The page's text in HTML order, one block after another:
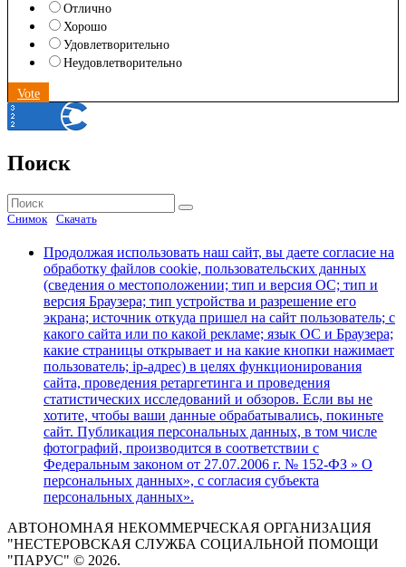
Отлично
Хорошо
Удовлетворительно
Неудовлетворительно
Vote
Поиск
Найти:
Поиск
Снимок Скачать
Продолжая использовать наш сайт, вы даете согласие на
обработку файлов cookie, пользовательских данных
(сведения о местоположении; тип и версия ОС; тип и
версия Браузера; тип устройства и разрешение его
экрана; источник откуда пришел на сайт пользователь; с
какого сайта или по какой рекламе; язык ОС и Браузера;
какие страницы открывает и на какие кнопки нажимает
пользователь; ip-адрес) в целях функционирования
сайта, проведения ретаргетинга и проведения
статистических исследований и обзоров. Если вы не
хотите, чтобы ваши данные обрабатывались, покиньте
сайт. Публикация персональных данных, в том числе
фотографий, производится в соответствии с
Федеральным законом от 27.07.2006 г. № 152-ФЗ » О
персональных данных», с согласия субъекта
персональных данных».
АВТОНОМНАЯ НЕКОММЕРЧЕСКАЯ ОРГАНИЗАЦИЯ
"НЕСТЕРОВСКАЯ СЛУЖБА СОЦИАЛЬНОЙ ПОМОЩИ
"ПАРУС" © 2026.